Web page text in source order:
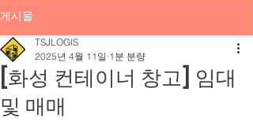
게시물
[화성 컨테이너 창고] 임대
및 매매
TSJLOGIS
2025년 4월 11일 1분 분량